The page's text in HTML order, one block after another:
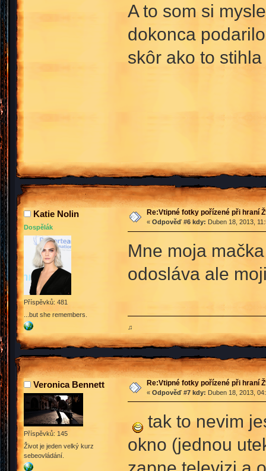
A to som si
dokonca
skôr ako to
Katie Nolin
Dospělák
Příspěvků: 481
...but she remembers.
Re:Vtipné fotky pořízené při hraní
« Odpověď #6 kdy: Duben 18, 2013,
Mne moja
odosláva ale
♫
Veronica Bennett
Příspěvků: 145
Život je jeden velký kurz
sebeovládání.
Re:Vtipné fotky pořízené při hraní
« Odpověď #7 kdy: Duben 18, 2013,
tak to nevim
okno (jednou